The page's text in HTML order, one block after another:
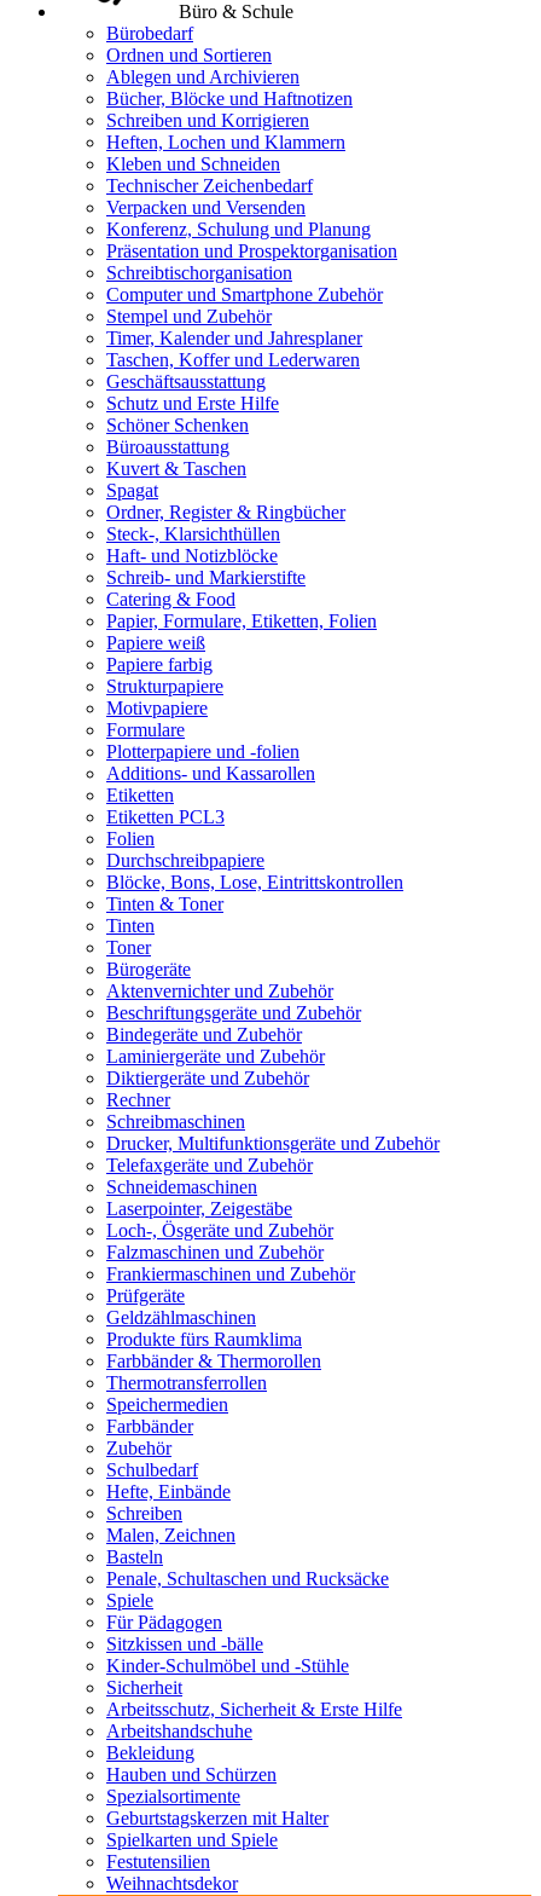
Büro & Schule
Bürobedarf
Ordnen und Sortieren
Ablegen und Archivieren
Bücher, Blöcke und Haftnotizen
Schreiben und Korrigieren
Heften, Lochen und Klammern
Kleben und Schneiden
Technischer Zeichenbedarf
Verpacken und Versenden
Konferenz, Schulung und Planung
Präsentation und Prospektorganisation
Schreibtischorganisation
Computer und Smartphone Zubehör
Stempel und Zubehör
Timer, Kalender und Jahresplaner
Taschen, Koffer und Lederwaren
Geschäftsausstattung
Schutz und Erste Hilfe
Schöner Schenken
Büroausstattung
Kuvert & Taschen
Spagat
Ordner, Register & Ringbücher
Steck-, Klarsichthüllen
Haft- und Notizblöcke
Schreib- und Markierstifte
Catering & Food
Papier, Formulare, Etiketten, Folien
Papiere weiß
Papiere farbig
Strukturpapiere
Motivpapiere
Formulare
Plotterpapiere und -folien
Additions- und Kassarollen
Etiketten
Etiketten PCL3
Folien
Durchschreibpapiere
Blöcke, Bons, Lose, Eintrittskontrollen
Tinten & Toner
Tinten
Toner
Bürogeräte
Aktenvernichter und Zubehör
Beschriftungsgeräte und Zubehör
Bindegeräte und Zubehör
Laminiergeräte und Zubehör
Diktiergeräte und Zubehör
Rechner
Schreibmaschinen
Drucker, Multifunktionsgeräte und Zubehör
Telefaxgeräte und Zubehör
Schneidemaschinen
Laserpointer, Zeigestäbe
Loch-, Ösgeräte und Zubehör
Falzmaschinen und Zubehör
Frankiermaschinen und Zubehör
Prüfgeräte
Geldzählmaschinen
Produkte fürs Raumklima
Farbbänder & Thermorollen
Thermotransferrollen
Speichermedien
Farbbänder
Zubehör
Schulbedarf
Hefte, Einbände
Schreiben
Malen, Zeichnen
Basteln
Penale, Schultaschen und Rucksäcke
Spiele
Für Pädagogen
Sitzkissen und -bälle
Kinder-Schulmöbel und -Stühle
Sicherheit
Arbeitsschutz, Sicherheit & Erste Hilfe
Arbeitshandschuhe
Bekleidung
Hauben und Schürzen
Spezialsortimente
Geburtstagskerzen mit Halter
Spielkarten und Spiele
Festutensilien
Weihnachtsdekor